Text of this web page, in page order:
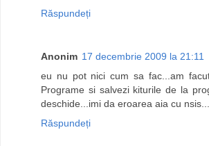
Răspundeți
Anonim 17 decembrie 2009 la 21:11
eu nu pot nici cum sa fac...am
Programe si salvezi kiturile de la
deschide...imi da eroarea aia cu
Răspundeți